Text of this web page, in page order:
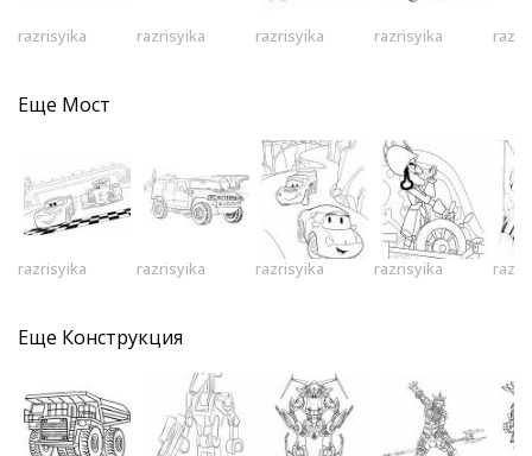
razrisyika razrisyika razrisyika razrisyika
Еще Мост
razrisyika razrisyika razrisyika razrisyika
Еще Конструкция